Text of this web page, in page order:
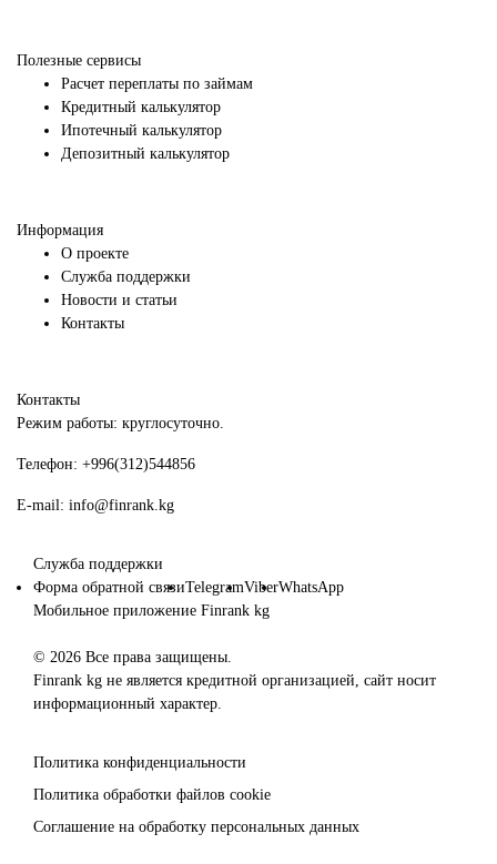
Полезные сервисы
Расчет переплаты по займам
Кредитный калькулятор
Ипотечный калькулятор
Депозитный калькулятор
Информация
О проекте
Служба поддержки
Новости и статьи
Контакты
Контакты
Режим работы: круглосуточно.
Телефон: +996(312)544856
E-mail: info@finrank.kg
Служба поддержки
Форма обратной связиTelegramViberWhatsApp
Мобильное приложение Finrank kg
© 2026 Все права защищены.
Finrank kg не является кредитной организацией, сайт носит
информационный характер.
Политика конфиденциальности
Политика обработки файлов cookie
Соглашение на обработку персональных данных